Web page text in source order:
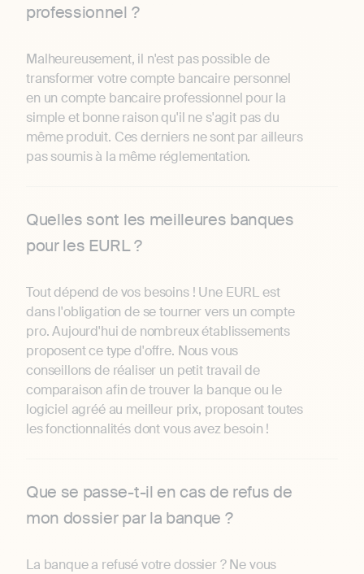
professionnel ?
Malheureusement, il n'est pas possible de
transformer votre compte bancaire personnel
en un compte bancaire professionnel pour la
simple et bonne raison qu'il ne s'agit pas du
même produit. Ces derniers ne sont par ailleurs
pas soumis à la même réglementation.
Quelles sont les meilleures banques
pour les EURL ?
Tout dépend de vos besoins ! Une EURL est
dans l'obligation de se tourner vers un compte
pro. Aujourd'hui de nombreux établissements
proposent ce type d'offre. Nous vous
conseillons de réaliser un petit travail de
comparaison afin de trouver la banque ou le
logiciel agréé au meilleur prix, proposant toutes
les fonctionnalités dont vous avez besoin !
Que se passe-t-il en cas de refus de
mon dossier par la banque ?
La banque a refusé votre dossier ? Ne vous